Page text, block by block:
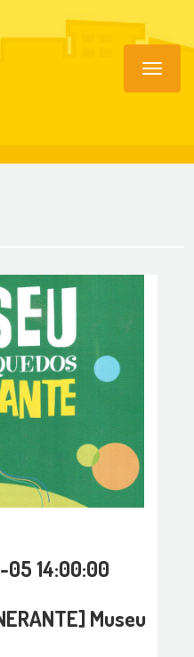
Toggle
05 14:00:00
Museu